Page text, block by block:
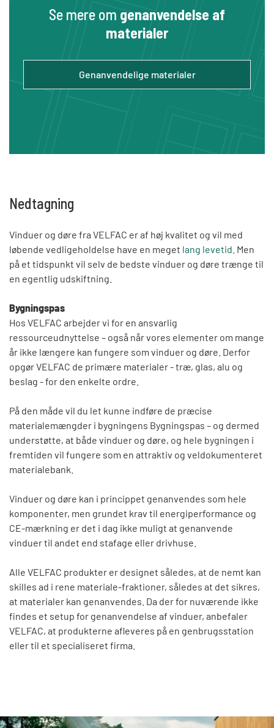
Se mere om genanvendelse af
materialer
Genanvendelige materialer
Nedtagning
Vinduer og døre fra VELFAC er af høj kvalitet og vil med
løbende vedligeholdelse have en meget lang levetid . Men
på et tidspunkt vil selv de bedste vinduer og døre trænge til
en egentlig udskiftning.
Bygningspas
Hos VELFAC arbejder vi for en ansvarlig
ressourceudnyttelse – også når vores elementer om mange
år ikke længere kan fungere som vinduer og døre. Derfor
opgør VELFAC de primære materialer - træ, glas, alu og
beslag - for den enkelte ordre.
På den måde vil du let kunne indføre de præcise
materialemængder i bygningens Bygningspas – og dermed
understøtte, at både vinduer og døre, og hele bygningen i
fremtiden vil fungere som en attraktiv og veldokumenteret
materialebank.
Vinduer og døre kan i princippet genanvendes som hele
komponenter, men grundet krav til energiperformance og
CE-mærkning er det i dag ikke muligt at genanvende
vinduer til andet end stafage eller drivhuse.
Alle VELFAC produkter er designet således, at de nemt kan
skilles ad i rene materiale-fraktioner, således at det sikres,
at materialer kan genanvendes. Da der for nuværende ikke
findes et setup for genanvendelse af vinduer, anbefaler
VELFAC, at produkterne afleveres på en genbrugsstation
eller til et specialiseret firma.